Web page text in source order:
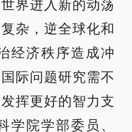
界进入新的动荡
杂，逆全球化和
经济秩序造成冲
际问题研究需不
挥更好的智力支
学院学部委员、